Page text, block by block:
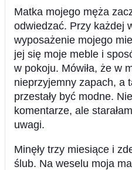
Matka mojego męża
odwiedzać. Przy każdej
wyposażenie mojego
jej się moje meble i
w pokoju. Mówiła, że w
nieprzyjemny zapach, a
przestały być modne.
komentarze, ale
uwagi.
Minęły trzy miesiące i
ślub. Na weselu moja